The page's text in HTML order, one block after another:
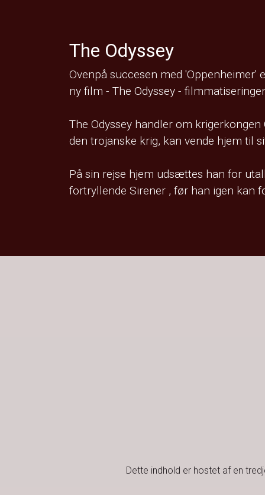
The Odyssey
Ovenpå succesen med
ny film - The Odyssey -
The Odyssey handler om
den trojanske krig, kan vende hjem til
På sin rejse hjem udsættes han for
fortryllende Sirener , før han igen kan
Dette indhold er hostet af en